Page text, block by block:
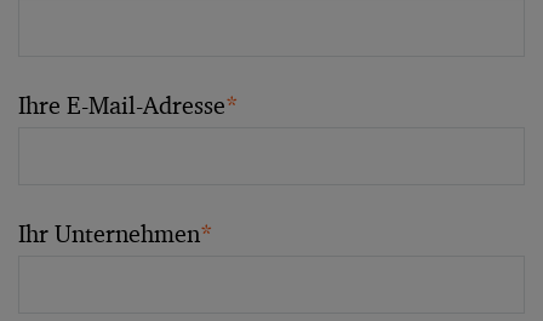
Ihre E-Mail-Adresse*
Ihr Unternehmen*